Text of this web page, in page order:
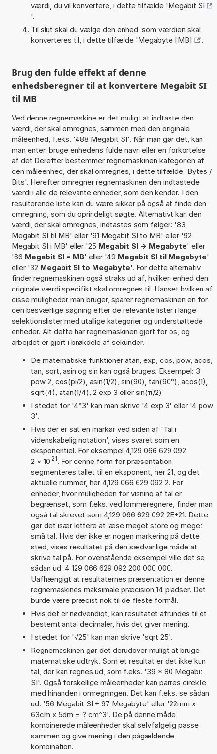
værdi, du vil konvertere, i dette tilfælde 'Megabit SI
'.
Til slut skal du vælge den enhed, som værdien skal
konverteres til, i dette tilfælde 'Megabyte [MB] '.
Brug den fulde effekt af denne
enhedsberegner til at konvertere Megabit SI
til MB
Ved denne regnemaskine er det muligt at indtaste den
værdi, der skal omregnes, sammen med den originale
måleenhed, f.eks. '488 Megabit SI'. Når man gør det, kan
man enten bruge enhedens fulde navn eller en forkortelse
af det Derefter bestemmer regnemaskinen kategorien af
den måleenhed, der skal omregnes, i dette tilfælde 'Bytes /
Bits'. Herefter omregner regnemaskinen den indtastede
værdi i alle de relevante enheder, som den kender. I den
resulterende liste kan du være sikker på også at finde den
omregning, som du oprindeligt søgte. Alternativt kan den
værdi, der skal omregnes, indtastes som følger: '83
Megabit SI til MB' eller '91 Megabit SI to MB' eller '92
Megabit SI i MB' eller '25 Megabit SI -> Megabyte' eller
'66 Megabit SI = MB' eller '49 Megabit SI til Megabyte'
eller '32 Megabit SI to Megabyte'. For dette alternativ
finder regnemaskinen også straks ud af, hvilken enhed den
originale værdi specifikt skal omregnes til. Uanset hvilken af
disse muligheder man bruger, sparer regnemaskinen en for
den besværlige søgning efter de relevante lister i lange
selektionslister med utallige kategorier og understøttede
enheder. Alt dette har regnemaskinen gjort for os, og
arbejdet er gjort i brøkdele af sekunder.
De matematiske funktioner atan, exp, cos, pow, acos,
tan, sqrt, asin og sin kan også bruges. Eksempel: 3
pow 2, cos(pi/2), asin(1/2), sin(90), tan(90°), acos(1),
sqrt(4), atan(1/4), 2 exp 3 eller sin(π/2)
I stedet for '4^3' kan man skrive '4 exp 3' eller '4 pow
3'.
Hvis der er sat en markør ved siden af 'Tal i
videnskabelig notation', vises svaret som en
eksponentiel. For eksempel 4,129 066 629 092
2 × 10 21. For denne form for præsentation
segmenteres tallet til en eksponent, her 21, og det
aktuelle nummer, her 4,129 066 629 092 2. For
enheder, hvor muligheden for visning af tal er
begrænset, som f.eks. ved lommeregnere, finder man
også tal skrevet som 4,129 066 629 092 2E+21. Dette
gør det især lettere at læse meget store og meget
små tal. Hvis der ikke er nogen markering på dette
sted, vises resultatet på den sædvanlige måde at
skrive tal på. For ovenstående eksempel ville det se
sådan ud: 4 129 066 629 092 200 000 000.
Uafhængigt at resultaternes præsentation er denne
regnemaskines maksimale præcision 14 pladser. Det
burde være præcist nok til de fleste formål.
Hvis det er nødvendigt, kan resultatet afrundes til et
bestemt antal decimaler, hvis det giver mening.
I stedet for '√25' kan man skrive 'sqrt 25'.
Regnemaskinen gør det derudover muligt at bruge
matematiske udtryk. Som et resultat er det ikke kun
tal, der kan regnes ud, som f.eks. '39 * 80 Megabit
SI'. Også forskellige måleenheder kan parres direkte
med hinanden i omregningen. Det kan f.eks. se sådan
ud: '56 Megabit SI + 97 Megabyte' eller '22mm x
63cm x 5dm = ? cm^3'. De på denne måde
kombinerede måleenheder skal selvfølgelig passe
sammen og give mening i den pågældende
kombination.